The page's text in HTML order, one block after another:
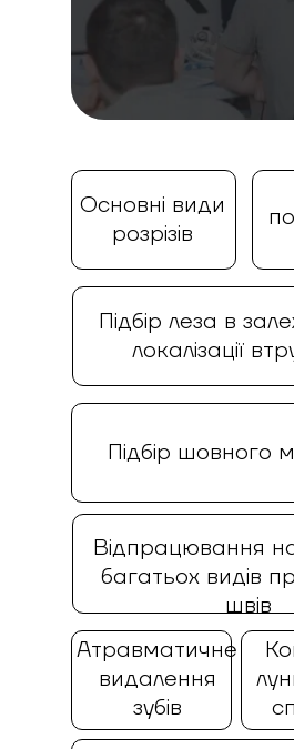
Основні види
розрізів
Підбір леза в
локалізації
Підбір шовного
Відпрацювання
багатьох видів
швів
Атравматичне
видалення
зубів